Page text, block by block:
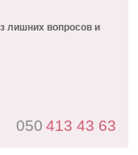
лишних вопросов и
050 413 43 63